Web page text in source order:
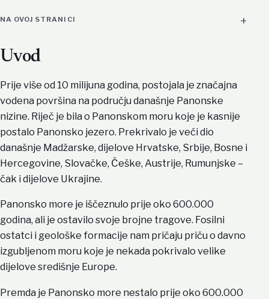
NA OVOJ STRANICI
Uvod
Prije više od 10 milijuna godina, postojala je značajna
vodena površina na području današnje Panonske
nizine. Riječ je bila o Panonskom moru koje je kasnije
postalo Panonsko jezero. Prekrivalo je veći dio
današnje Madžarske, dijelove Hrvatske, Srbije, Bosne i
Hercegovine, Slovačke, Češke, Austrije, Rumunjske –
čak i dijelove Ukrajine.
Panonsko more je iščeznulo prije oko 600.000
godina, ali je ostavilo svoje brojne tragove. Fosilni
ostatci i geološke formacije nam pričaju priču o davno
izgubljenom moru koje je nekada pokrivalo velike
dijelove središnje Europe.
Premda je Panonsko more nestalo prije oko 600.000